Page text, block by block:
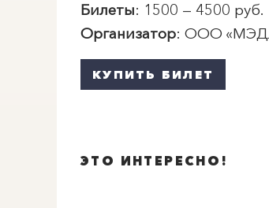
Билеты: 1500 — 4500 руб.
Организатор: ООО
КУПИТЬ БИЛЕТ
ЭТО ИНТЕРЕСНО!